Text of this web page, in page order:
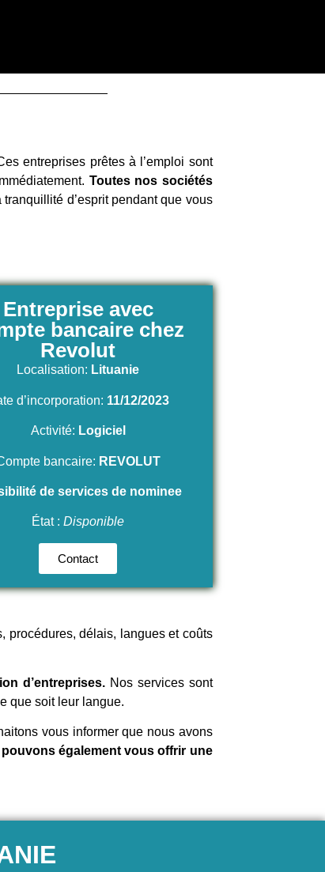
entreprises prêtes à l’emploi sont
Toutes nos sociétés
d’esprit pendant que vous
Entreprise avec
bancaire chez
Revolut
Localisation: Lituanie
d’incorporation: 11/12/2023
Activité: Logiciel
bancaire: REVOLUT
de services de nominee
État :Disponible
Contact
procédures, délais, langues et coûts
d’entreprises. Nos services sont
que soit leur langue.
vous informer que nous avons
pouvons également vous offrir une